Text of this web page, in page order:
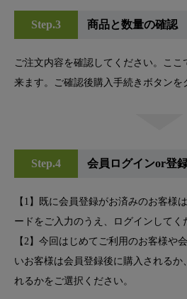
Step.3 商品と数量の確認
ご注文内容を確認してください。ここ
来ます。
ご確認後購入手続きボタンを
Step.4 会員ログインor登
【1】既に会員登録がお済みのお客様
ードをご入力のうえ、ログインしてく
【2】今回はじめてご利用のお客様や
いお客様は会員登録後に購入されるか
れるかをご選択ください。